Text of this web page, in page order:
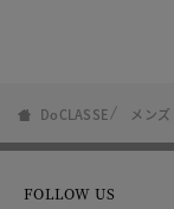
DoCLASSE メンズ
FOLLOW US